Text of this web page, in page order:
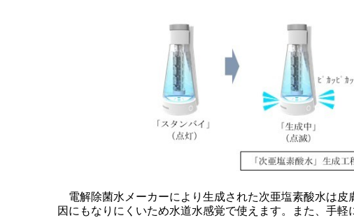
電解除菌水メーカーにより生成された次亜塩素酸水は皮
因にもなりにくいため水道水感覚で使えます。また、手